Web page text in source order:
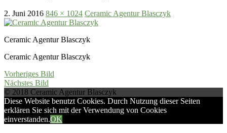
2. Juni 2016 846 × 1024 Ceramic Agentur Blasczyk
Ceramic Agentur Blasczyk
Ceramic Agentur Blasczyk
Vorheriges Bild
Nächstes Bild
© 2018 Ceramic Agentur Blasczyk
Diese Website benutzt Cookies. Durch Nutzung dieser Seiten
erklären Sie sich mit der Verwendung von Cookies
einverstanden.OK